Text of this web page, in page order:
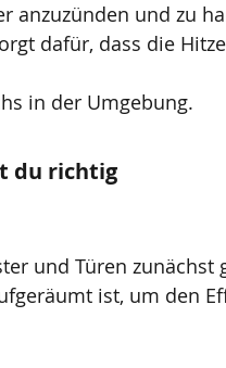
anzuzünden und zu
dafür, dass die
in der Umgebung.
du richtig
und Türen zunächst
ist, um den